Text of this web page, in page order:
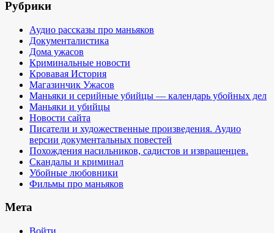
Рубрики
Аудио рассказы про маньяков
Документалистика
Дома ужасов
Криминальные новости
Кровавая История
Магазинчик Ужасов
Маньяки и серийные убийцы — календарь убойных дел
Маньяки и убийцы
Новости сайта
Писатели и художественные произведения. Аудио
версии документальных повестей
Похождения насильников, садистов и извращенцев.
Скандалы и криминал
Убойные любовники
Фильмы про маньяков
Мета
Войти